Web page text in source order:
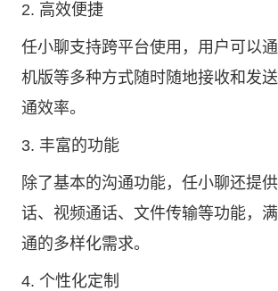
2. 高效便捷
任小聊支持跨平台使用，用户可以
机版等多种方式随时随地接收和发
通效率。
3. 丰富的功能
除了基本的沟通功能，任小聊还提
话、视频通话、文件传输等功能，
通的多样化需求。
4. 个性化定制